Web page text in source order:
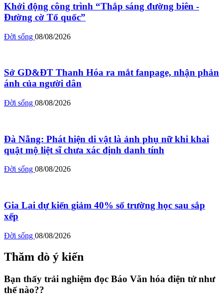
Khởi động công trình “Thắp sáng đường biên -
Đường cờ Tổ quốc”
Đời sống 08/08/2026
Sở GD&ĐT Thanh Hóa ra mắt fanpage, nhận phản
ánh của người dân
Đời sống 08/08/2026
Đà Nẵng: Phát hiện di vật là ảnh phụ nữ khi khai
quật mộ liệt sĩ chưa xác định danh tính
Đời sống 08/08/2026
Gia Lai dự kiến giảm 40% số trường học sau sắp
xếp
Đời sống 08/08/2026
Thăm dò ý kiến
Bạn thấy trải nghiệm đọc Báo Văn hóa điện tử như
thế nào??